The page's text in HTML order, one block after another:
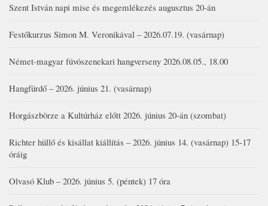
Szent István napi mise és megemlékezés augusztus 20-án
Festőkurzus Simon M. Veronikával – 2026.07.19. (vasárnap)
Német-magyar fúvószenekari hangverseny 2026.08.05., 18.00
Hangfürdő – 2026. június 21. (vasárnap)
Horgászbörze a Kultúrház előtt 2026. június 20-án (szombat)
Richter hüllő és kisállat kiállítás – 2026. június 14. (vasárnap) 15-17
óráig
Olvasó Klub – 2026. június 5. (péntek) 17 óra